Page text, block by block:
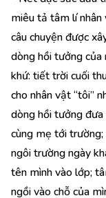
miêu tả tâm lí nhân
câu chuyện được
dòng hồi tưởng của
khứ: tiết trời cuối
cho nhân vật “tôi”
dòng hồi tưởng
cùng mẹ tới trường;
ngôi trường ngày
tên mình vào lớp;
ngồi vào chỗ của